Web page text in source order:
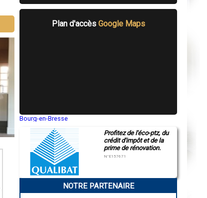
Plan d'accès Google Maps
Bourg-en-Bresse
Montluçon
Manosque
Gap
Charleville-Mézières
Pamiers
Narbonne
Profitez de l'éco-ptz, du
crédit d'impôt et de la
prime de rénovation.
N°E157671
NOTRE PARTENAIRE